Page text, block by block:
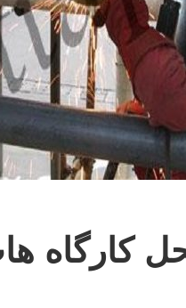
کارگاه